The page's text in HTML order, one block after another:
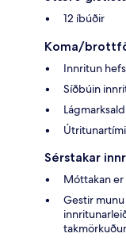
12 íbúðir
Koma/
Innritun
Síðbúin
Sérstakar
Móttakan
Gestir